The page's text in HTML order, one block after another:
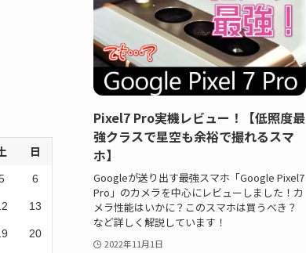
Pixel7 Pro実機レビュー！【低照度最
強クラスで星空も余裕で撮れるスマ
ホ】
Googleが送り出す最強スマホ「Google Pixel7
Pro」のカメラを中心にレビューしました！カ
メラ性能はいかに？このスマホは買うべき？
など詳しく解説しています！
2022年11月1日
日
6
13
20